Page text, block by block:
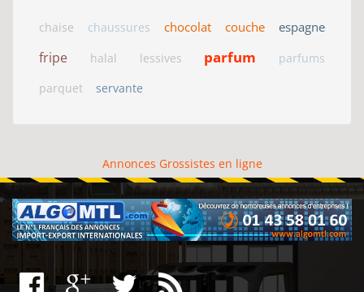
chaise chaussures chocolat couche espagne
fripe halal lessives parfum
parfums
parquet
servante
Annonces Grossistes en ligne